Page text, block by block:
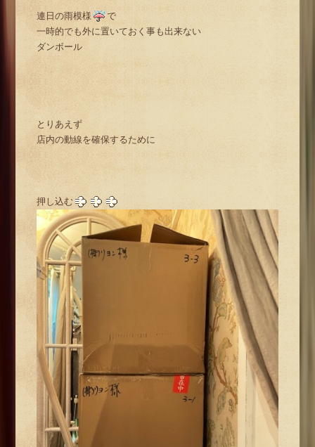
連日の雨模様
で
一時的でも外に置いておく事も出来ない
ダンボール
とりあえず
店内の動線を確保するために
押し込む